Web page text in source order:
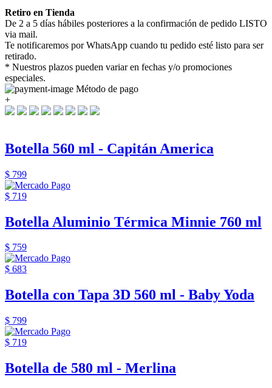
Retiro en Tienda
De 2 a 5 días hábiles posteriores a la confirmación de pedido LISTO
via mail.
Te notificaremos por WhatsApp cuando tu pedido esté listo para ser
retirado.
* Nuestros plazos pueden variar en fechas y/o promociones
especiales.
Método de pago
+
Botella 560 ml - Capitán America
$ 799
$ 719
Botella Aluminio Térmica Minnie 760 ml
$ 759
$ 683
Botella con Tapa 3D 560 ml - Baby Yoda
$ 799
$ 719
Botella de 580 ml - Merlina